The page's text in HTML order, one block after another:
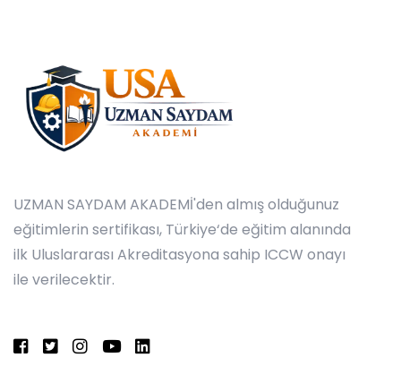
UZMAN SAYDAM AKADEMİ'den almış olduğunuz
eğitimlerin sertifikası, Türkiye‘de eğitim alanında
ilk Uluslararası Akreditasyona sahip ICCW onayı
ile verilecektir.